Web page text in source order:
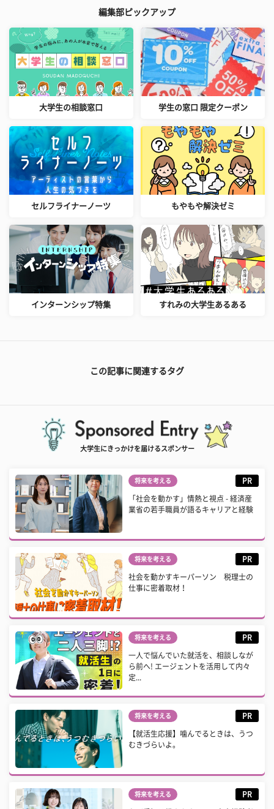
編集部ピックアップ
大学生の相談窓口 学生の窓口 限定クーポン
セルフライナーノーツ もやもや解決ゼミ
インターンシップ特集 すれみの大学生あるある
この記事に関連するタグ
大学生にきっかけを届けるスポンサー
将来を考える PR
「社会を動かす」情熱と視点 - 経済産
業省の若手職員が語るキャリアと経験
将来を考える PR
社会を動かすキーパーソン 税理士の
仕事に密着取材！
将来を考える PR
一人で悩んでいた就活を、相談しなが
ら前へ! エージェントを活用して内々
定...
将来を考える PR
【就活生応援】噛んでるときは、うつ
むきづらいよ。
将来を考える PR